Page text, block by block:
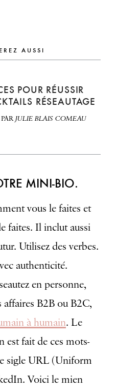
AUSSI
POUR RÉUSSIR
RÉSEAUTAGE
PARJULIE BLAIS COMEAU
MINI-BIO.
vous le faites et
faites. Il inclut aussi
Utilisez des verbes.
authenticité.
en personne,
affaires B2B ou B2C,
à humain. Le
est fait de ces mots-
sigle URL (Uniform
Voici le mien